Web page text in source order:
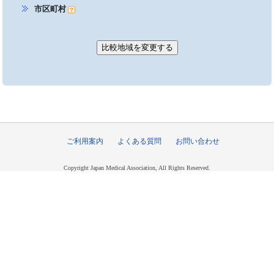
市区町村
ご利用案内 よくある質問 お問い合わせ
Copyright Japan Medical Association, All Rights Reserved.